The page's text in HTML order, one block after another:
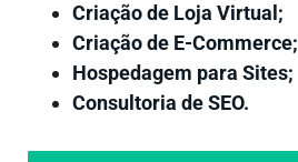
Criação de Loja Virtual;
Criação de E-Commerce;
Hospedagem para Sites;
Consultoria de SEO.